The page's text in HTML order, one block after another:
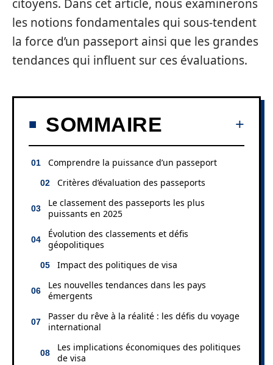
citoyens. Dans cet article, nous examinerons
les notions fondamentales qui sous-tendent
la force d’un passeport ainsi que les grandes
tendances qui influent sur ces évaluations.
SOMMAIRE
Comprendre la puissance d’un passeport
Critères d’évaluation des passeports
Le classement des passeports les plus
puissants en 2025
Évolution des classements et défis
géopolitiques
Impact des politiques de visa
Les nouvelles tendances dans les pays
émergents
Passer du rêve à la réalité : les défis du voyage
international
Les implications économiques des politiques
de visa